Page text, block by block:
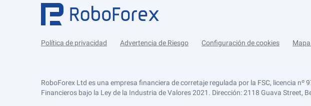
Política de privacidad Advertencia de Riesgo Configuración de cookies
RoboForex Ltd es una empresa financiera de corretaje regulada por la FSC, licencia
Financieros bajo la Ley de la Industria de Valores 2021. Dirección: 2118 Guava Street,